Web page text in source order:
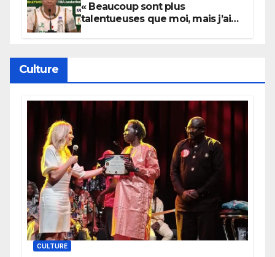
« Beaucoup sont plus
talentueuses que moi, mais j’ai
Culture
CULTURE